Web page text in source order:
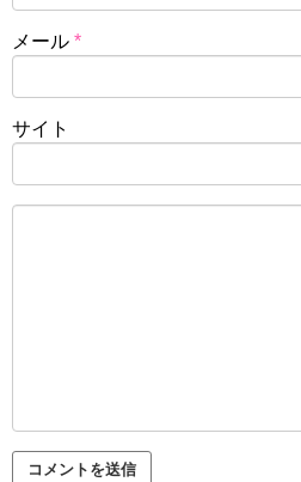
メール *
サイト